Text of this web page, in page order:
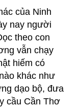
của Ninh
nay người
theo con
vẫn chạy
hiếm có
khác như
dạo bộ, đưa
cầu Cần Thơ